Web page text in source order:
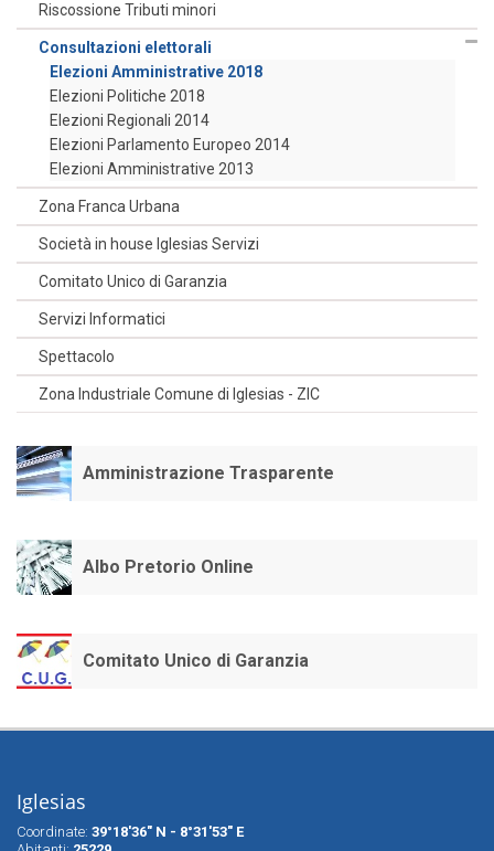
Riscossione Tributi minori
Consultazioni elettorali
Elezioni Amministrative 2018
Elezioni Politiche 2018
Elezioni Regionali 2014
Elezioni Parlamento Europeo 2014
Elezioni Amministrative 2013
Zona Franca Urbana
Società in house Iglesias Servizi
Comitato Unico di Garanzia
Servizi Informatici
Spettacolo
Zona Industriale Comune di Iglesias - ZIC
Amministrazione Trasparente
Albo Pretorio Online
Comitato Unico di Garanzia
Iglesias
Coordinate: 39°18'36" N - 8°31'53" E